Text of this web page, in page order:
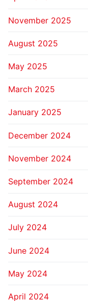
November 2025
August 2025
May 2025
March 2025
January 2025
December 2024
November 2024
September 2024
August 2024
July 2024
June 2024
May 2024
April 2024